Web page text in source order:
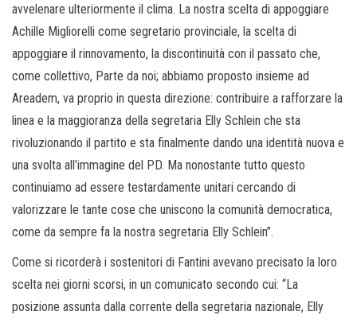
avvelenare ulteriormente il clima. La nostra scelta di appoggiare
Achille Migliorelli come segretario provinciale, la scelta di
appoggiare il rinnovamento, la discontinuità con il passato che,
come collettivo, Parte da noi; abbiamo proposto insieme ad
Areadem, va proprio in questa direzione: contribuire a rafforzare la
linea e la maggioranza della segretaria Elly Schlein che sta
rivoluzionando il partito e sta finalmente dando una identità nuova e
una svolta all’immagine del PD. Ma nonostante tutto questo
continuiamo ad essere testardamente unitari cercando di
valorizzare le tante cose che uniscono la comunità democratica,
come da sempre fa la nostra segretaria Elly Schlein”.
Come si ricorderà i sostenitori di Fantini avevano precisato la loro
scelta nei giorni scorsi, in un comunicato secondo cui: “La
posizione assunta dalla corrente della segretaria nazionale, Elly